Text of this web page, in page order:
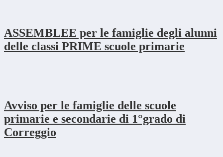
ASSEMBLEE per le famiglie degli alunni
delle classi PRIME scuole primarie
Avviso per le famiglie delle scuole
primarie e secondarie di 1°grado di
Correggio